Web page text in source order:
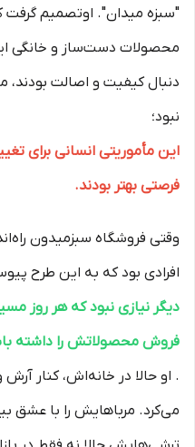
"سبزه میدان". اوتصمیم گرفت
محصولات دست‌ساز و خانگی
دنبال کیفیت و اصالت
نبود؛
این مأموریتی انسانی برای
فرصتی بهتر بودند.
وقتی فروشگاه سبزمیدون
افرادی بود که به این طرح
دیگر نیازی نبود که هر روز
فروش محصولاتش را داشته
. او حالا در خانه‌اش، کنار
می‌کرد. مرباهایش را با عشق